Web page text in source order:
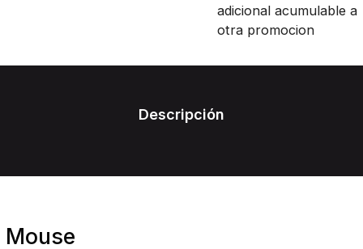
adicional acumulable a
otra promocion
Descripción
Mouse